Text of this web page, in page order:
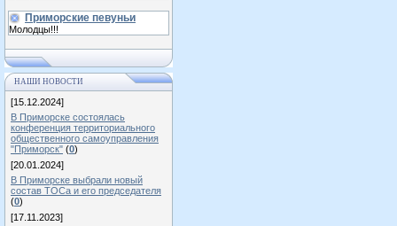
Приморские певуньи
Молодцы!!!
НАШИ НОВОСТИ
[15.12.2024]
В Приморске состоялась
конференция территориального
общественного самоуправления
"Приморск" (0)
[20.01.2024]
В Приморске выбрали новый
состав ТОСа и его председателя
(0)
[17.11.2023]